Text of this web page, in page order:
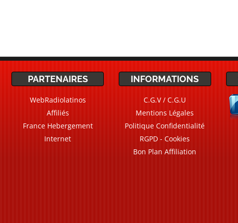
PARTENAIRES
WebRadiolatinos
Affiliés
France Hebergement
Internet
INFORMATIONS
C.G.V / C.G.U
Mentions Légales
Politique Confidentialité
RGPD - Cookies
Bon Plan Affiliation